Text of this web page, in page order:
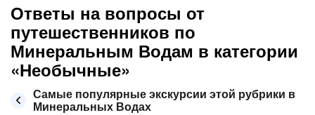
Ответы на вопросы от
путешественников по
Минеральным Водам в категории
«Необычные»
Самые популярные экскурсии этой рубрики в
Минеральных Водах